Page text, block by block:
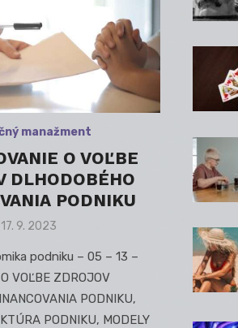
manažment
O VOĽBE
DLHODOBÉHO
PODNIKU
Posted
17. 9. 2023
podniku – 05 – 13 –
VOĽBE ZDROJOV
PODNIKU,
PODNIKU, MODELY